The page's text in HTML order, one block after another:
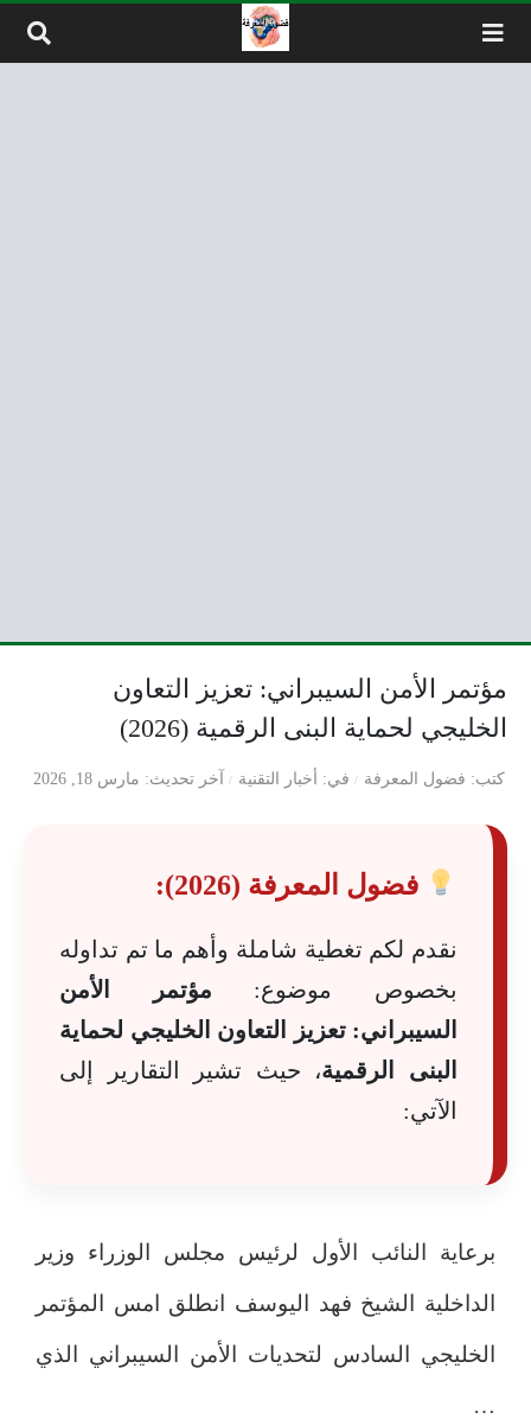
مؤتمر الأمن السيبراني: تعزيز التعاون
الخليجي لحماية البنى الرقمية (2026)
كتب فضول المعرفة في أخبار التقنية آخر تحديث مارس 18, 2026
فضول المعرفة (2026):
نقدم لكم تغطية شاملة وأهم ما تم تداوله
بخصوص موضوع: مؤتمر الأمن
السيبراني: تعزيز التعاون الخليجي لحماية
البنى الرقمية، حيث تشير التقارير إلى
الآتي:
برعاية النائب الأول لرئيس مجلس الوزراء وزير
الداخلية الشيخ فهد اليوسف انطلق امس المؤتمر
الخليجي السادس لتحديات الأمن السيبراني الذي
…